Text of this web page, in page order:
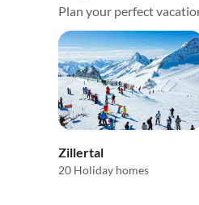
Plan your perfect
Zillertal
20 Holiday homes